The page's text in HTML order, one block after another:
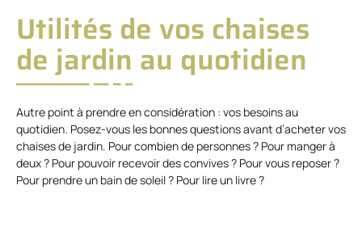
Utilités de vos chaises
de jardin au quotidien
Autre point à prendre en considération : vos besoins au
quotidien. Posez-vous les bonnes questions avant d’acheter vos
chaises de jardin. Pour combien de personnes ? Pour manger à
deux ? Pour pouvoir recevoir des convives ? Pour vous reposer ?
Pour prendre un bain de soleil ? Pour lire un livre ?